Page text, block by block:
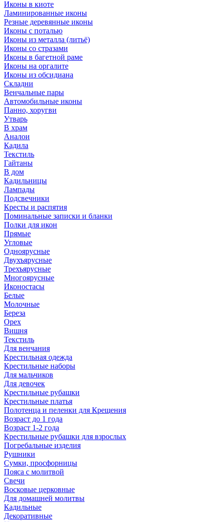
Иконы в киоте
Ламинированные иконы
Резные деревянные иконы
Иконы с поталью
Иконы из металла (литьё)
Иконы со стразами
Иконы в багетной раме
Иконы на оргалите
Иконы из обсидиана
Складни
Венчальные пары
Автомобильные иконы
Панно, хоругви
Утварь
В храм
Аналои
Кадила
Текстиль
Гайтаны
В дом
Кадильницы
Лампады
Подсвечники
Кресты и распятия
Поминальные записки и бланки
Полки для икон
Прямые
Угловые
Одноярусные
Двухъярусные
Трехъярусные
Многоярусные
Иконостасы
Белые
Молочные
Береза
Орех
Вишня
Текстиль
Для венчания
Крестильная одежда
Крестильные наборы
Для мальчиков
Для девочек
Крестильные рубашки
Крестильные платья
Полотенца и пеленки для Крещения
Возраст до 1 года
Возраст 1-2 года
Крестильные рубашки для взрослых
Погребальные изделия
Рушники
Сумки, просфорницы
Пояса с молитвой
Свечи
Восковые церковные
Для домашней молитвы
Кадильные
Декоративные